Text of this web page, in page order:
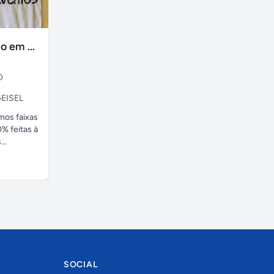
faixas no tecido em ate 24H
faixas
feitas à
SOCIAL